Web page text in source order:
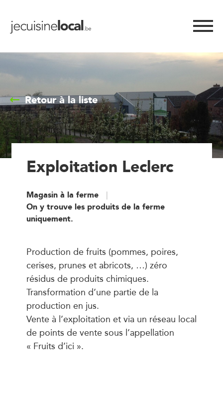
Retour à la liste
Exploitation Leclerc
Magasin à la ferme
On y trouve les produits de la ferme
uniquement.
Production de fruits (pommes, poires,
cerises, prunes et abricots, …) zéro
résidus de produits chimiques.
Transformation d’une partie de la
production en jus.
Vente à l’exploitation et via un réseau local
de points de vente sous l’appellation
« Fruits d’ici ».